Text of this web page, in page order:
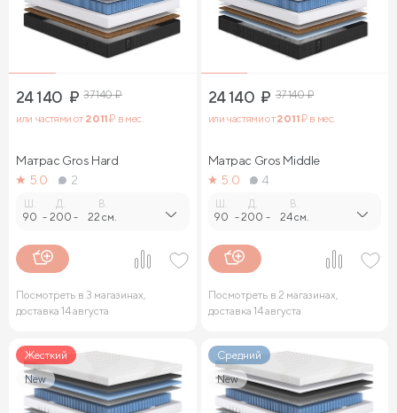
24 140 ₽ 37 140₽
или частями от 2 011₽ в мес.
Матрас Gros Hard
5.0
2
90 -
Д.
200 -
В.
22 см.
Посмотреть в 3 магазинах,
доставка 14 августа
24 140 ₽ 37 140₽
или частями от2 011₽ в мес.
Матрас Gros Middle
5.0
4
90 -
Д.
200 -
В.
24 см.
Посмотреть в 2 магазинах,
доставка 14 августа
Жесткий
New
Средний
New